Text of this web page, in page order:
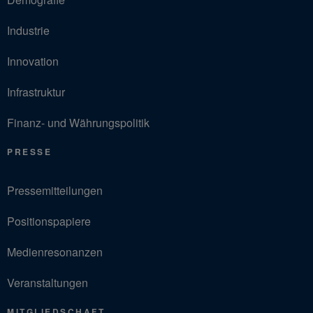
Industrie
Innovation
Infrastruktur
Finanz- und Währungspolitik
PRESSE
Pressemitteilungen
Positionspapiere
Medienresonanzen
Veranstaltungen